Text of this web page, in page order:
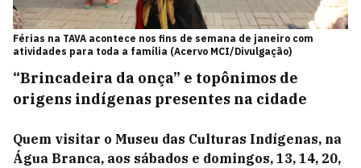
Férias na TAVA acontece nos fins de semana de janeiro com
atividades para toda a família (Acervo MCI/Divulgação)
“Brincadeira da onça” e topônimos de
origens indígenas presentes na cidade
Quem visitar o Museu das Culturas Indígenas, na
Água Branca, aos sábados e domingos, 13, 14, 20,